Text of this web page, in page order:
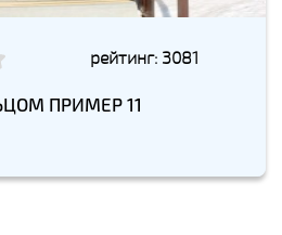
рейтинг: 3081
ПРИМЕР 11